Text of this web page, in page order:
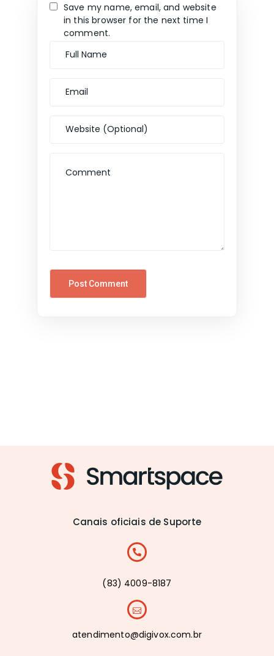
Save my name, email, and website
in this browser for the next time I
comment.
Canais oficiais de Suporte
(83) 4009-8187
atendimento@digivox.com.br